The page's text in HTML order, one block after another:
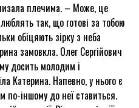
плечима. – Може, це
так, що готові за тобою
обіцяють зірку з неба
замовкла. Олег Сергійович
досить молодим і
Катерина. Напевно, у нього є
по-іншому до неї ставиться.